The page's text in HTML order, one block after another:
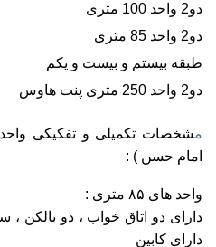
دو2 واحد 100 متری
دو2 واحد 85 متری
طبقه بیستم و بیست و یکم
دو2 واحد 250 متری پنت هاوس
مشخصات تکمیلی و تفکیکی
امام حسن ) :
واحد های ۸۵ متری :
دارای دو اتاق خواب ، دو بالکن
دارای کابین